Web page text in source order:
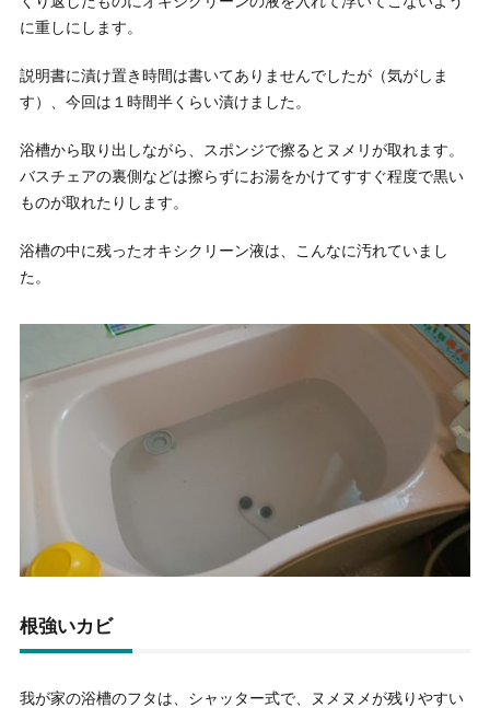
に重しにします。
説明書に漬け置き時間は書いてありませんでしたが（気がしま
す）、今回は１時間半くらい漬けました。
浴槽から取り出しながら、スポンジで擦るとヌメリが取れます。
バスチェアの裏側などは擦らずにお湯をかけてすすぐ程度で黒い
ものが取れたりします。
浴槽の中に残ったオキシクリーン液は、こんなに汚れていまし
た。
根強いカビ
我が家の浴槽のフタは、シャッター式で、ヌメヌメが残りやすい